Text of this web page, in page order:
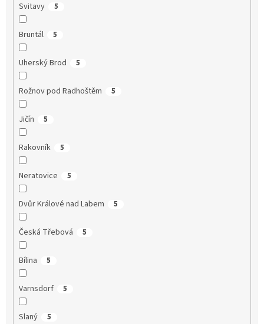
Svitavy 5
Bruntál 5
Uherský Brod 5
Rožnov pod Radhoštěm 5
Jičín 5
Rakovník 5
Neratovice 5
Dvůr Králové nad Labem 5
Česká Třebová 5
Bílina 5
Varnsdorf 5
Slaný 5